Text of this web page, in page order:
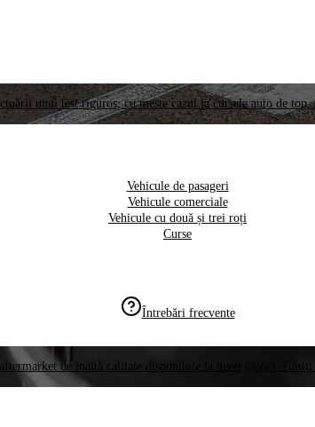
unui test riguros, cu meste cazul la cursele auto de
Vehicule de pasageri
Vehicule comerciale
Vehicule cu două și trei roți
Curse
Întrebări frecvente
de înaltă calitate disponibile la nivel global.